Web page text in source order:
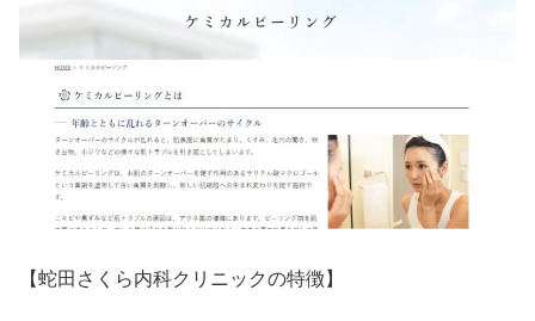
【蛇田さくら内科クリニックの特徴】